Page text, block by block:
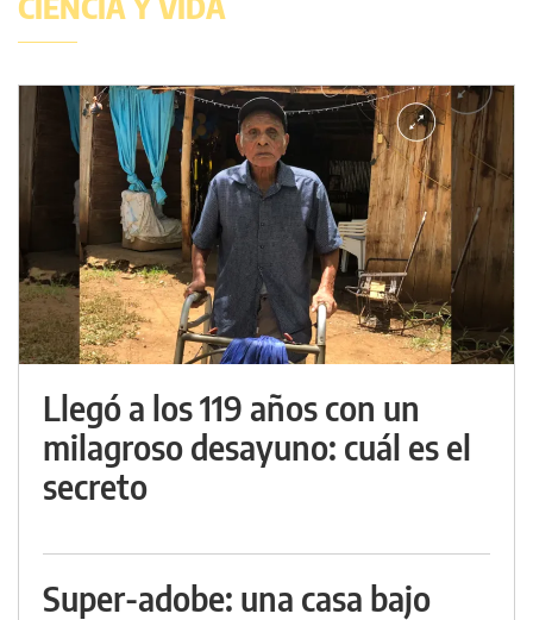
Llegó a los 119 años con un
milagroso desayuno: cuál es el
secreto
Super-adobe: una casa bajo